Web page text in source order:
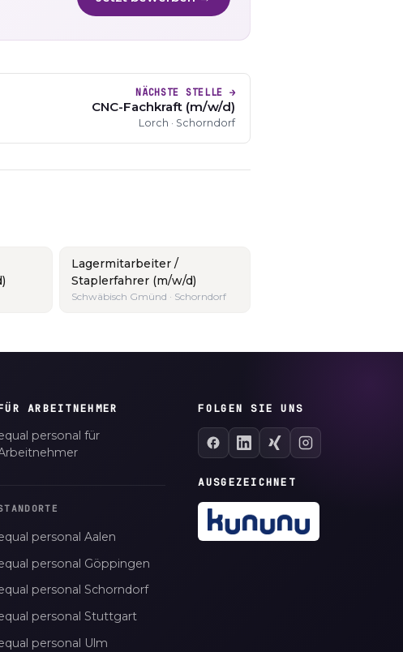
NÄCHSTE STELLE →
CNC-Fachkraft (m/w/d)
Lorch · Schorndorf
Lagermitarbeiter /
Staplerfahrer (m/w/d)
Schwäbisch Gmünd · Schorndorf
ARBEITNEHMER
personal für
personal Aalen
personal Göppingen
personal Schorndorf
personal Stuttgart
personal Ulm
FOLGEN SIE UNS
AUSGEZEICHNET